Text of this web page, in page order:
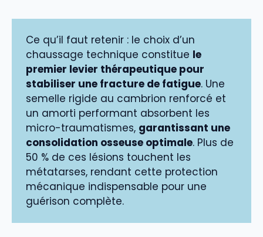
Ce qu’il faut retenir : le choix d’un
chaussage technique constitue le
premier levier thérapeutique pour
stabiliser une fracture de fatigue. Une
semelle rigide au cambrion renforcé et
un amorti performant absorbent les
micro-traumatismes, garantissant une
consolidation osseuse optimale. Plus de
50 % de ces lésions touchent les
métatarses, rendant cette protection
mécanique indispensable pour une
guérison complète.